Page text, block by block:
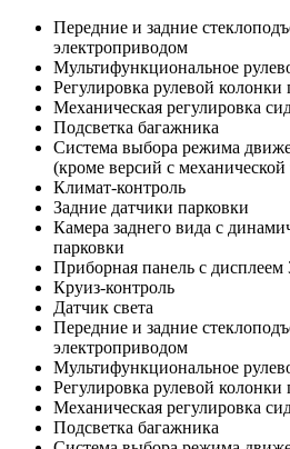
Передние и задние
электроприводом
Мультифункциональное
Регулировка рулевой
Механическая регулировка
Подсветка багажника
Система выбора режима
(кроме версий с
Климат-контроль
Задние датчики парковки
Камера заднего вида с
парковки
Приборная панель с дисплеем
Круиз-контроль
Датчик света
Передние и задние
электроприводом
Мультифункциональное
Регулировка рулевой
Механическая регулировка
Подсветка багажника